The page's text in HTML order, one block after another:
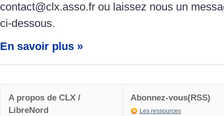
contact@clx.asso.fr ou laissez nous un
ci-dessous.
En savoir plus »
A propos de CLX /
LibreNord
Abonnez-vous(RSS)
Les ressources